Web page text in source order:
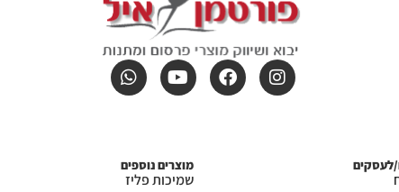
לעסקים מוצרים נוספים
שמיכות פליז